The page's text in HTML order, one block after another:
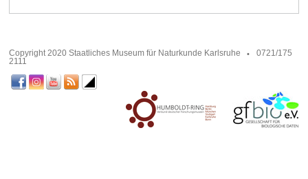
Copyright 2020 Staatliches Museum für Naturkunde Karlsruhe
0721/175
2111